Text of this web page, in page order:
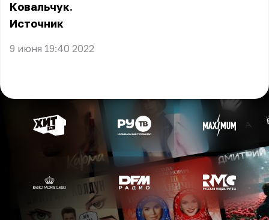
Ковальчук.
Источник
9 июня 19:40 2022